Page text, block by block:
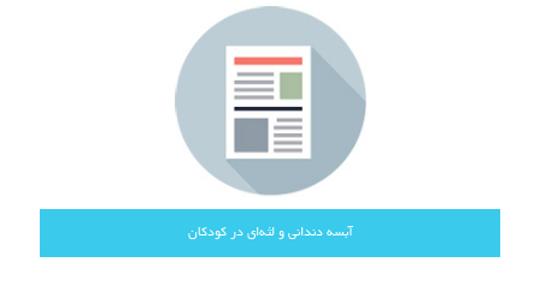
آبسه دندانی و لثه‌ای در کودکان